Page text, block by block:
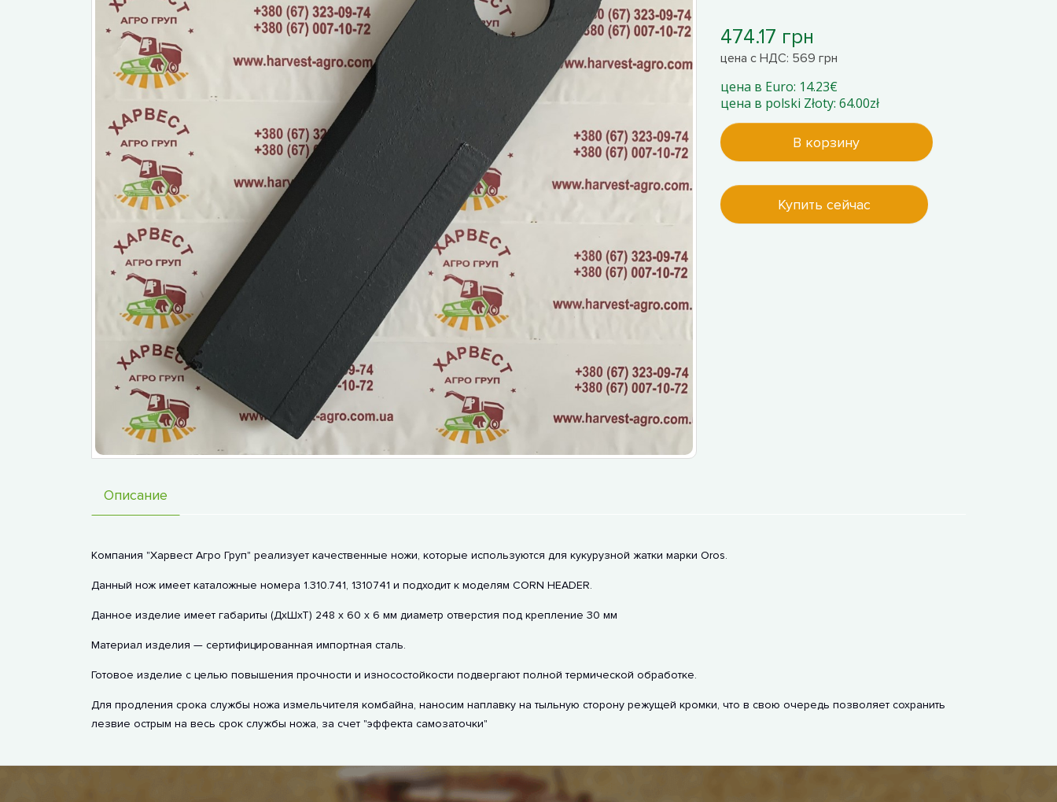
474.17 грн
цена с НДС: 569 грн
цена в Euro: 14.23€
цена в polski Złoty: 64.00zł
В корзину
Купить сейчас
Описание
Компания "Харвест Агро Груп" реализует качественные ножи, которые используются для кукурузной жатки марки Oros.
Данный нож имеет каталожные номера 1.310.741, 1310741 и подходит к моделям CORN HEADER.
Данное изделие имеет габариты (ДхШхТ) 248 х 60 х 6 мм диаметр отверстия под крепление 30 мм
Материал изделия — сертифицированная импортная сталь.
Готовое изделие с целью повышения прочности и износостойкости подвергают полной термической обработке.
Для продления срока службы ножа измельчителя комбайна, наносим наплавку на тыльную сторону режущей кромки, что в свою очередь позволяет сохранить
лезвие острым на весь срок службы ножа, за счет "эффекта самозаточки"